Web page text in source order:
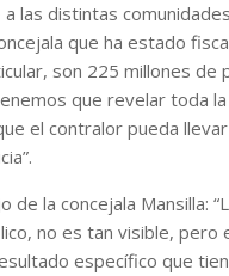
las distintas
que ha estado
son 225 millones de
que revelar toda
el contralor pueda
la concejala Mansilla:
no es tan visible, pero
específico que